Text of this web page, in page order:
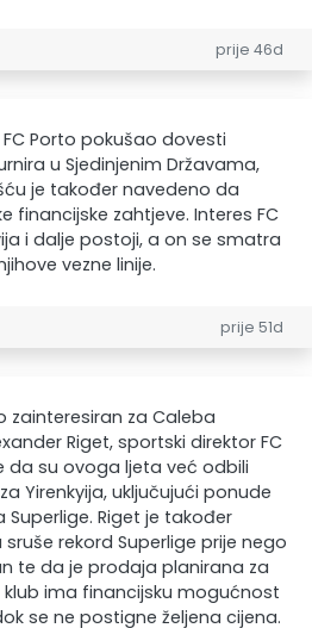
prije 46d
Porto pokušao dovesti
u Sjedinjenim Državama,
je također navedeno da
financijske zahtjeve. Interes FC
i dalje postoji, a on se smatra
vezne linije.
prije 51d
zainteresiran za Caleba
Riget, sportski direktor FC
da su ovoga ljeta već odbili
Yirenkyija, uključujući ponude
Superlige. Riget je također
rekord Superlige prije nego
te da je prodaja planirana za
ima financijsku mogućnost
se ne postigne željena cijena.